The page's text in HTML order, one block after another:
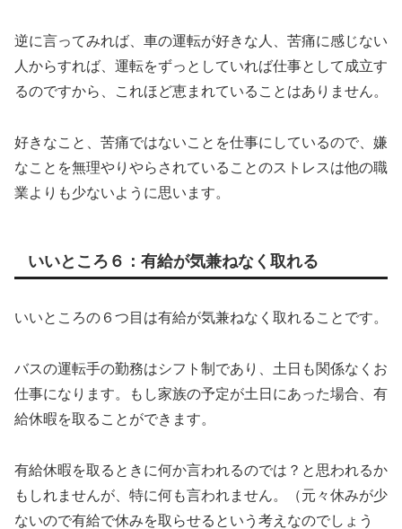
逆に言ってみれば、車の運転が好きな人、苦痛に感じない
人からすれば、運転をずっとしていれば仕事として成立す
るのですから、これほど恵まれていることはありません。
好きなこと、苦痛ではないことを仕事にしているので、嫌
なことを無理やりやらされていることのストレスは他の職
業よりも少ないように思います。
いいところ６：有給が気兼ねなく取れる
いいところの６つ目は有給が気兼ねなく取れることです。
バスの運転手の勤務はシフト制であり、土日も関係なくお
仕事になります。もし家族の予定が土日にあった場合、有
給休暇を取ることができます。
有給休暇を取るときに何か言われるのでは？と思われるか
もしれませんが、特に何も言われません。（元々休みが少
ないので有給で休みを取らせるという考えなのでしょう